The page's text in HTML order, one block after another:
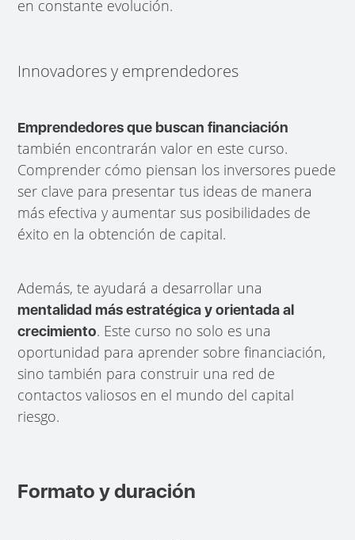
en constante evolución.
Innovadores y emprendedores
Emprendedores que buscan financiación
también encontrarán valor en este curso.
Comprender cómo piensan los inversores puede
ser clave para presentar tus ideas de manera
más efectiva y aumentar sus posibilidades de
éxito en la obtención de capital.
Además, te ayudará a desarrollar una
mentalidad más estratégica y orientada al
crecimiento. Este curso no solo es una
oportunidad para aprender sobre financiación,
sino también para construir una red de
contactos valiosos en el mundo del capital
riesgo.
Formato y duración